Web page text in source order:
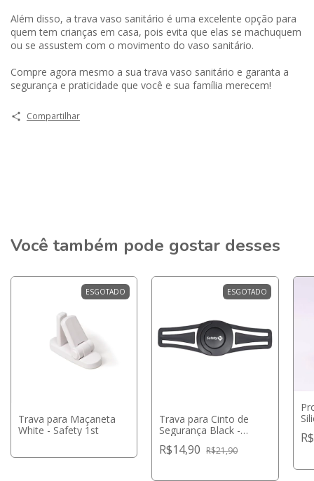
Além disso, a trava vaso sanitário é uma excelente opção para
quem tem crianças em casa, pois evita que elas se machuquem
ou se assustem com o movimento do vaso sanitário.
Compre agora mesmo a sua trava vaso sanitário e garanta a
segurança e praticidade que você e sua família merecem!
Compartilhar
Você também pode gostar desses
ESGOTADO
Trava para Maçaneta
White - Safety 1st
ESGOTADO
Trava para Cinto de
Segurança Black -
R$14,90 R$21,90